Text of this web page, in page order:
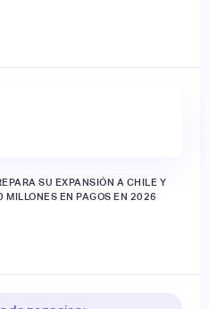
SU EXPANSIÓN A CHILE Y
EN PAGOS EN 2026